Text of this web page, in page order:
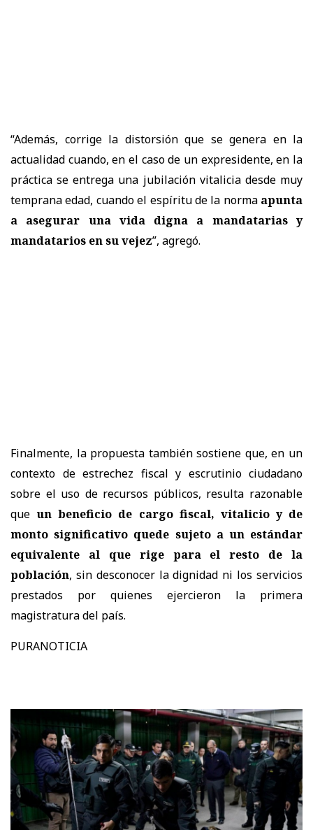
“Además, corrige la distorsión que se genera en la
actualidad cuando, en el caso de un expresidente, en la
práctica se entrega una jubilación vitalicia desde muy
temprana edad, cuando el espíritu de la normaapunta
a asegurar una vida digna a mandatarias y
mandatarios en su vejez”, agregó.
Finalmente, la propuesta también sostiene que, en un
contexto de estrechez fiscal y escrutinio ciudadano
sobre el uso de recursos públicos, resulta razonable
queun beneficio de cargo fiscal, vitalicio y de
monto significativo quede sujeto a un estándar
equivalente al que rige para el resto de la
población, sin desconocer la dignidad ni los servicios
prestados por quienes ejercieron la primera
magistratura del país.
PURANOTICIA